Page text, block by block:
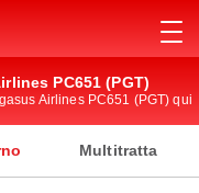
PC651 (PGT)
Airlines PC651 (PGT) qui
Multitratta